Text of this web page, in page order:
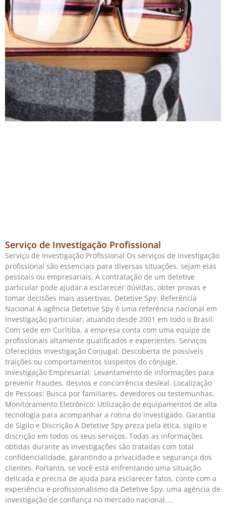
Serviço de Investigação Profissional
Serviço de Investigação Profissional Os serviços de investigação
profissional são essenciais para diversas situações, sejam elas
pessoais ou empresariais. A contratação de um detetive
particular pode ajudar a esclarecer dúvidas, obter provas e
tomar decisões mais assertivas. Detetive Spy: Referência
Nacional A agência Detetive Spy é uma referência nacional em
investigação particular, atuando desde 2001 em todo o Brasil.
Com sede em Curitiba, a empresa conta com uma equipe de
profissionais altamente qualificados e experientes. Serviços
Oferecidos Investigação Conjugal: Descoberta de possíveis
traições ou comportamentos suspeitos do cônjuge.
Investigação Empresarial: Levantamento de informações para
prevenir fraudes, desvios e concorrência desleal. Localização
de Pessoas: Busca por familiares, devedores ou testemunhas.
Monitoramento Eletrônico: Utilização de equipamentos de alta
tecnologia para acompanhar a rotina do investigado. Garantia
de Sigilo e Discrição A Detetive Spy preza pela ética, sigilo e
discrição em todos os seus serviços. Todas as informações
obtidas durante as investigações são tratadas com total
confidencialidade, garantindo a privacidade e segurança dos
clientes. Portanto, se você está enfrentando uma situação
delicada e precisa de ajuda para esclarecer fatos, conte com a
experiência e profissionalismo da Detetive Spy, uma agência de
investigação de confiança no mercado nacional.